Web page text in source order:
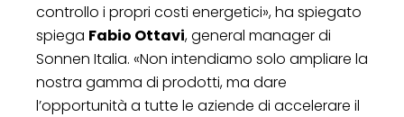
controllo i propri costi energetici», ha spiegato
spiega Fabio Ottavi, general manager di
Sonnen Italia. «Non intendiamo solo ampliare la
nostra gamma di prodotti, ma dare
l’opportunità a tutte le aziende di accelerare il